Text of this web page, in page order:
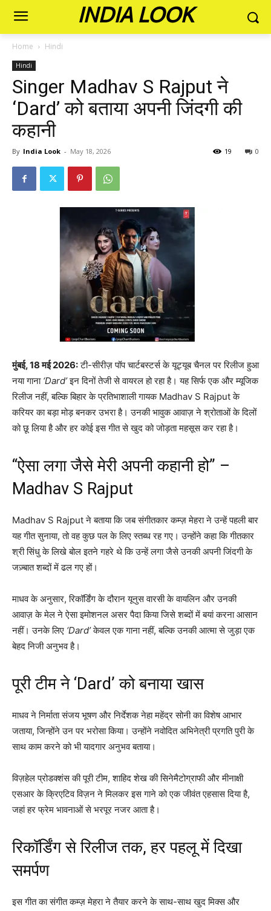
INDIA LOOK
Home Hindi
Hindi
Singer Madhav S Rajput ने
‘Dard’ को बताया अपनी जिंदगी की
कहानी
By India Look - May 18, 2026 0
19
मुंबई, 18 मई 2026:टी-सीरीज़ पॉप चार्टबस्टर्स के यूट्यूब चैनल पर रिलीज हुआ
नया गाना ‘Dard’इन दिनों तेजी से वायरल हो रहा है। यह सिर्फ एक और म्यूजिक
रिलीज नहीं, बल्कि बिहार के प्रतिभाशाली गायक Madhav S Rajput के
करियर का बड़ा मोड़ बनकर उभरा है। उनकी भावुक आवाज़ ने श्रोताओं के दिलों
को छू लिया है और हर कोई इस गीत से खुद को जोड़ता महसूस कर रहा है।
“ऐसा लगा जैसे मेरी अपनी कहानी हो” –
Madhav S Rajput
Madhav S Rajput ने बताया कि जब संगीतकार कम्ज़ मेहरा ने उन्हें पहली बार
यह गीत सुनाया, तो वह कुछ पल के लिए स्तब्ध रह गए। उन्होंने कहा कि गीतकार
श्री सिंधु के लिखे बोल इतने गहरे थे कि उन्हें लगा जैसे उनकी अपनी जिंदगी के
जज़्बात शब्दों में ढल गए हों।
माधव के अनुसार, रिकॉर्डिंग के दौरान यूनुस वारसी के वायलिन और उनकी
आवाज़ के मेल ने ऐसा इमोशनल असर पैदा किया जिसे शब्दों में बयां करना आसान
नहीं। उनके लिए ‘Dard’केवल एक गाना नहीं, बल्कि उनकी आत्मा से जुड़ा एक
बेहद निजी अनुभव है।
पूरी टीम ने ‘Dard’ को बनाया खास
माधव ने निर्माता संजय भूषण और निर्देशक नेहा महेंद्र सोनी का विशेष आभार
जताया, जिन्होंने उन पर भरोसा किया। उन्होंने नवोदित अभिनेत्री प्रगति पुरी के
साथ काम करने को भी यादगार अनुभव बताया।
विज़हेल प्रोडक्शंस की पूरी टीम, शाहिद शेख की सिनेमैटोग्राफी और मीनाक्षी
एसआर के क्रिएटिव विज़न ने मिलकर इस गाने को एक जीवंत एहसास दिया है,
जहां हर फ्रेम भावनाओं से भरपूर नजर आता है।
रिकॉर्डिंग से रिलीज तक, हर पहलू में दिखा
समर्पण
इस गीत का संगीत कम्ज़ मेहरा ने तैयार करने के साथ-साथ खुद मिक्स और